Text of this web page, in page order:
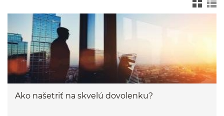
widok drz
ewa
felkowy
Ako našetriť na skvelú dovolenku?